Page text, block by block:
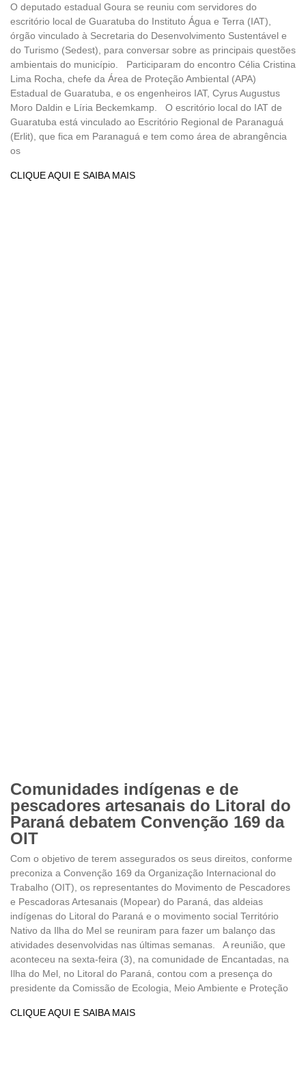
O deputado estadual Goura se reuniu com servidores do
escritório local de Guaratuba do Instituto Água e Terra (IAT),
órgão vinculado à Secretaria do Desenvolvimento Sustentável e
do Turismo (Sedest), para conversar sobre as principais questões
ambientais do município. Participaram do encontro Célia Cristina
Lima Rocha, chefe da Área de Proteção Ambiental (APA)
Estadual de Guaratuba, e os engenheiros IAT, Cyrus Augustus
Moro Daldin e Líria Beckemkamp. O escritório local do IAT de
Guaratuba está vinculado ao Escritório Regional de Paranaguá
(Erlit), que fica em Paranaguá e tem como área de abrangência
os
CLIQUE AQUI E SAIBA MAIS
Comunidades indígenas e de
pescadores artesanais do Litoral do
Paraná debatem Convenção 169 da
OIT
Com o objetivo de terem assegurados os seus direitos, conforme
preconiza a Convenção 169 da Organização Internacional do
Trabalho (OIT), os representantes do Movimento de Pescadores
e Pescadoras Artesanais (Mopear) do Paraná, das aldeias
indígenas do Litoral do Paraná e o movimento social Território
Nativo da Ilha do Mel se reuniram para fazer um balanço das
atividades desenvolvidas nas últimas semanas. A reunião, que
aconteceu na sexta-feira (3), na comunidade de Encantadas, na
Ilha do Mel, no Litoral do Paraná, contou com a presença do
presidente da Comissão de Ecologia, Meio Ambiente e Proteção
CLIQUE AQUI E SAIBA MAIS